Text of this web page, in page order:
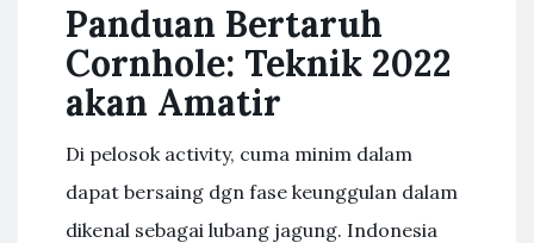
Panduan Bertaruh
Cornhole: Teknik 2022
akan Amatir
Di pelosok activity, cuma minim dalam
dapat bersaing dgn fase keunggulan dalam
dikenal sebagai lubang jagung. Indonesia